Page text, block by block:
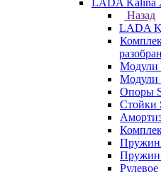
LADA Kalina
Назад
LADA
Модули
Модули
Опоры
Стойки